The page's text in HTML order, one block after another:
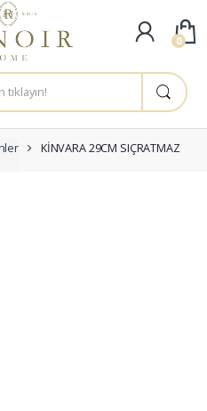
KİNVARA 29CM SIÇRATMAZ
0